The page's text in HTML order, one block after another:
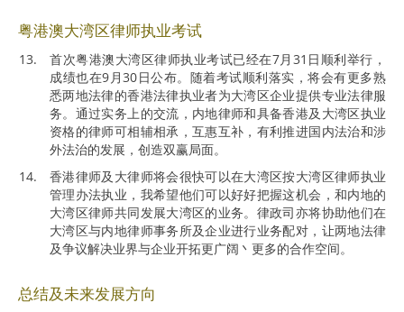
粤港澳大湾区律师执业考试
首次粤港澳大湾区律师执业考试已经在7月31日顺利举行，
成绩也在9月30日公布。随着考试顺利落实，将会有更多熟
悉两地法律的香港法律执业者为大湾区企业提供专业法律服
务。通过实务上的交流，内地律师和具备香港及大湾区执业
资格的律师可相辅相承，互惠互补，有利推进国内法治和涉
外法治的发展，创造双赢局面。
香港律师及大律师将会很快可以在大湾区按大湾区律师执业
管理办法执业，我希望他们可以好好把握这机会，和内地的
大湾区律师共同发展大湾区的业务。律政司亦将协助他们在
大湾区与内地律师事务所及企业进行业务配对，让两地法律
及争议解决业界与企业开拓更广阔丶更多的合作空间。
总结及未来发展方向